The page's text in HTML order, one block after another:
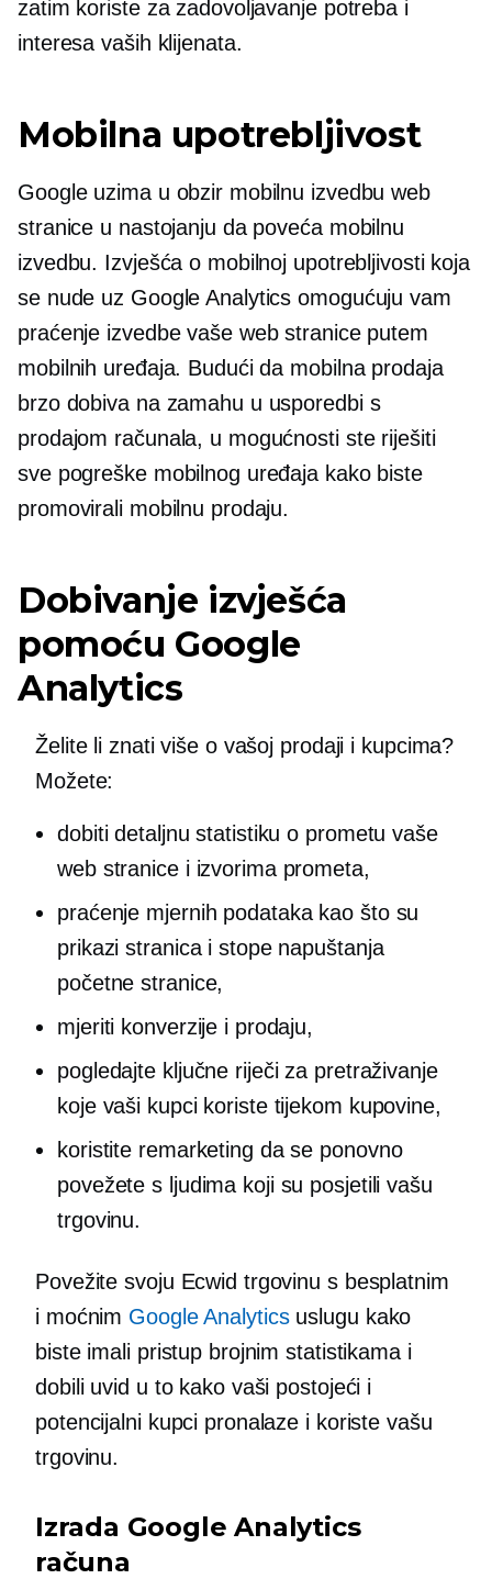
zatim koriste za zadovoljavanje potreba i
interesa vaših klijenata.
Mobilna upotrebljivost
Google uzima u obzir mobilnu izvedbu web
stranice u nastojanju da poveća mobilnu
izvedbu. Izvješća o mobilnoj upotrebljivosti koja
se nude uz Google Analytics omogućuju vam
praćenje izvedbe vaše web stranice putem
mobilnih uređaja. Budući da mobilna prodaja
brzo dobiva na zamahu u usporedbi s
prodajom računala, u mogućnosti ste riješiti
sve pogreške mobilnog uređaja kako biste
promovirali mobilnu prodaju.
Dobivanje izvješća
pomoću Google
Analytics
Želite li znati više o vašoj prodaji i kupcima?
Možete:
dobiti detaljnu statistiku o prometu vaše
web stranice i izvorima prometa,
praćenje mjernih podataka kao što su
prikazi stranica i stope napuštanja
početne stranice,
mjeriti konverzije i prodaju,
pogledajte ključne riječi za pretraživanje
koje vaši kupci koriste tijekom kupovine,
koristite remarketing da se ponovno
povežete s ljudima koji su posjetili vašu
trgovinu.
Povežite svoju Ecwid trgovinu s besplatnim
i moćnim Google Analyticsuslugu kako
biste imali pristup brojnim statistikama i
dobili uvid u to kako vaši postojeći i
potencijalni kupci pronalaze i koriste vašu
trgovinu.
Izrada Google Analytics
računa